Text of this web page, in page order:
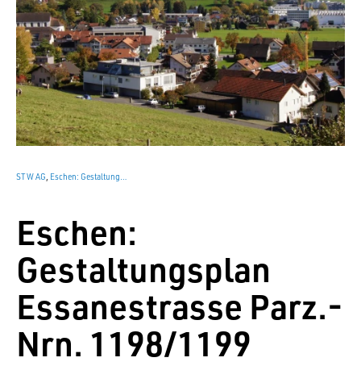
STW AG
Eschen:
Gestaltungsplan
Essanestrasse Parz.-
Nrn. 1198/1199